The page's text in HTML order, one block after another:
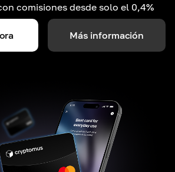
comisiones desde solo el 0,4%
Más información